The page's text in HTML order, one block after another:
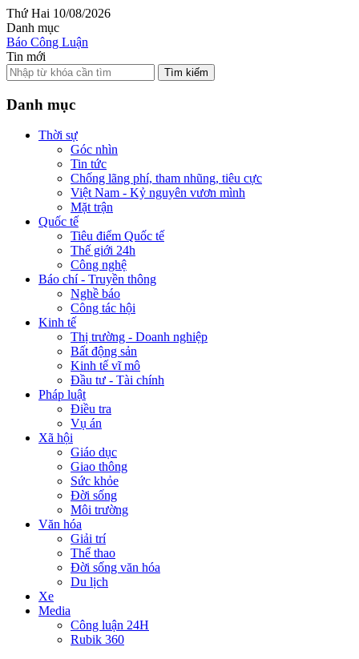
Thứ Hai 10/08/2026
Danh mục
Báo Công Luận
Tin mới
Tìm kiếm
Danh mục
Thời sự
Góc nhìn
Tin tức
Chống lãng phí, tham nhũng, tiêu cực
Việt Nam - Kỷ nguyên vươn mình
Mặt trận
Quốc tế
Tiêu điểm Quốc tế
Thế giới 24h
Công nghệ
Báo chí - Truyền thông
Nghề báo
Công tác hội
Kinh tế
Thị trường - Doanh nghiệp
Bất động sản
Kinh tế vĩ mô
Đầu tư - Tài chính
Pháp luật
Điều tra
Vụ án
Xã hội
Giáo dục
Giao thông
Sức khỏe
Đời sống
Môi trường
Văn hóa
Giải trí
Thể thao
Đời sống văn hóa
Du lịch
Xe
Media
Công luận 24H
Rubik 360